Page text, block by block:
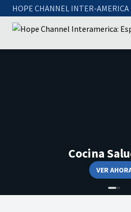
HOPE CHANNEL INTER-AMERICA
Cocina
VER